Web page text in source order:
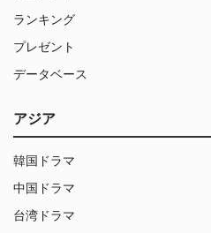
ランキング
プレゼント
データベース
アジア
韓国ドラマ
中国ドラマ
台湾ドラマ